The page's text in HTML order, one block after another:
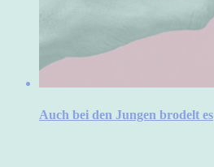
Auch bei den Jungen brodelt es